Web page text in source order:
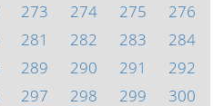
273 274 275
276
281 282 283
284
289 290 291
292
297 298 299
300